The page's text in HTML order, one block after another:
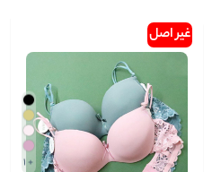
غیر اصل
+ 1